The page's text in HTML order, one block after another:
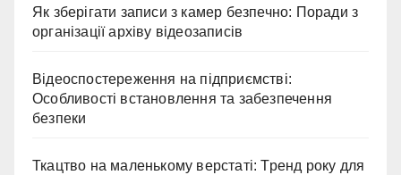
Як зберігати записи з камер безпечно: Поради з
організації архіву відеозаписів
Відеоспостереження на підприємстві:
Особливості встановлення та забезпечення
безпеки
Ткацтво на маленькому верстаті: Тренд року для